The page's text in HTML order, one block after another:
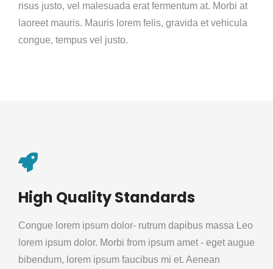
risus justo, vel malesuada erat fermentum at. Morbi at
laoreet mauris. Mauris lorem felis, gravida et vehicula
congue, tempus vel justo.
High Quality Standards
Congue lorem ipsum dolor- rutrum dapibus massa Leo
lorem ipsum dolor. Morbi from ipsum amet - eget augue
bibendum, lorem ipsum faucibus mi et. Aenean